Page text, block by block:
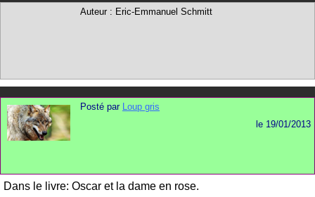
Auteur : Eric-Emmanuel Schmitt
Posté par
Loup gris
le 19/01/2013
Dans le livre: Oscar et la dame en rose.